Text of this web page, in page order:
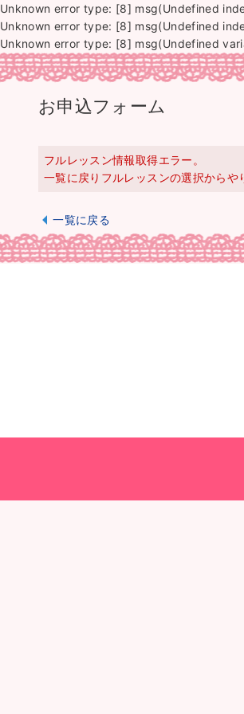
Unknown error type: [8] msg(Undefined
Unknown error type: [8] msg(Undefined
Unknown error type: [8] msg(Undefined
お申込フォーム
フルレッスン情報取得エラー。
一覧に戻りフルレッスンの選択からや
一覧に戻る